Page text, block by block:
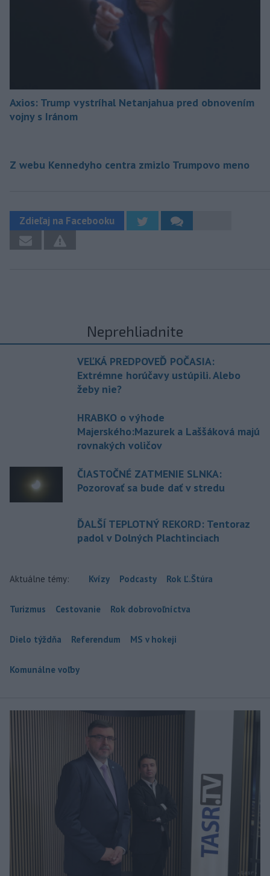
Axios: Trump vystríhal Netanjahua pred obnovením
vojny s Iránom
Z webu Kennedyho centra zmizlo Trumpovo meno
Zdieľaj na Facebooku
Neprehliadnite
VEĽKÁ PREDPOVEĎ POČASIA:
Extrémne horúčavy ustúpili. Alebo
žeby nie?
HRABKO o výhode
Majerského:Mazurek a Laššáková majú
rovnakých voličov
ČIASTOČNÉ ZATMENIE SLNKA:
Pozorovať sa bude dať v stredu
ĎALŠÍ TEPLOTNÝ REKORD: Tentoraz
padol v Dolných Plachtinciach
Aktuálne témy: Kvízy Podcasty Rok Ľ.Štúra
Turizmus Cestovanie Rok dobrovoľníctva
Dielo týždňa Referendum MS v hokeji
Komunálne voľby